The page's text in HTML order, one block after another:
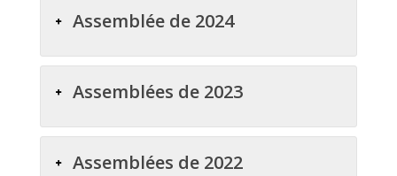
Assemblée de 2024
Assemblées de 2023
Assemblées de 2022